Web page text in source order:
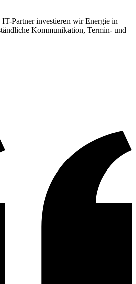
Partner investieren wir Energie in
Kommunikation, Termin- und